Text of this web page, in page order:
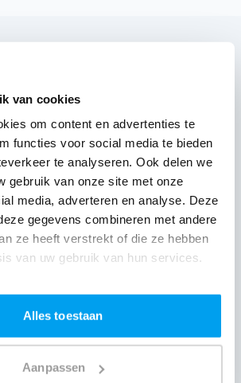
van cookies
om content en advertenties te
functies voor social media te bieden
te analyseren. Ook delen we
gebruik van onze site met onze
media, adverteren en analyse. Deze
gegevens combineren met andere
ze heeft verstrekt of die ze hebben
van uw gebruik van hun services.
Alles toestaan
Aanpassen
onze DJ's op jouw locatie
onze DJ's